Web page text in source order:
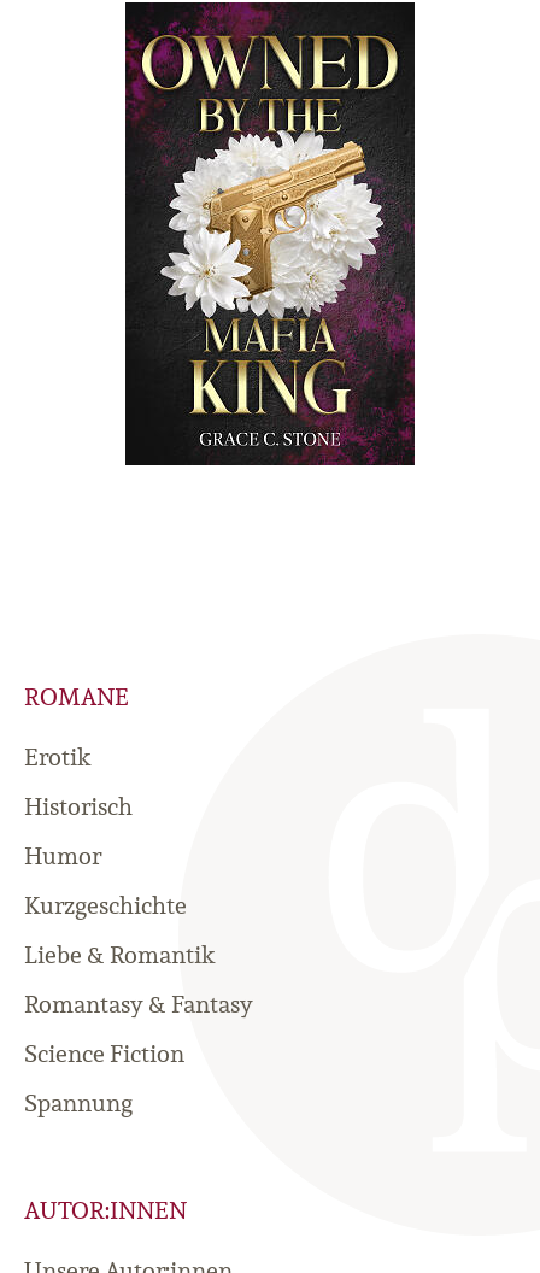
ROMANE
Erotik
Historisch
Humor
Kurzgeschichte
Liebe & Romantik
Romantasy & Fantasy
Science Fiction
Spannung
AUTOR:INNEN